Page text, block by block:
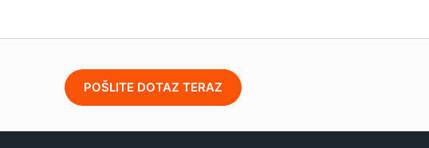
POŠLITE DOTAZ TERAZ